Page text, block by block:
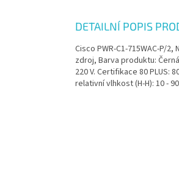
DETAILNÍ POPIS
Cisco PWR-C1-715WAC-P/
zdroj, Barva produktu:
220 V. Certifikace 80 PLUS:
relativní vlhkost (H-H): 10 -